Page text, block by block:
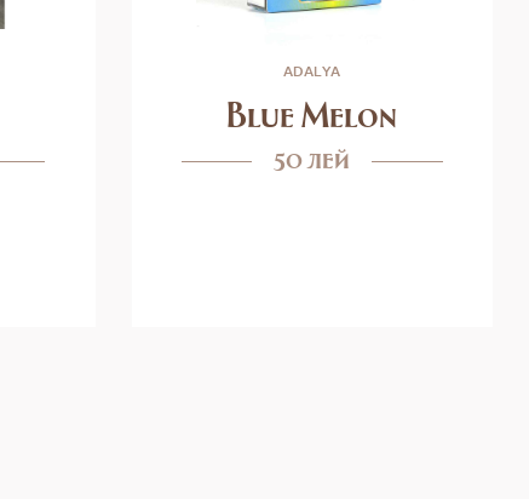
ADALYA
Blue Melon
50 лей